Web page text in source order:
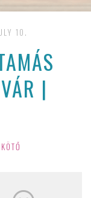
10.
|